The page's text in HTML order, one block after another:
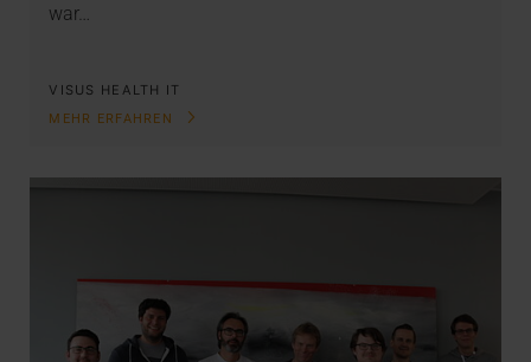
war…
VISUS HEALTH IT
MEHR ERFAHREN